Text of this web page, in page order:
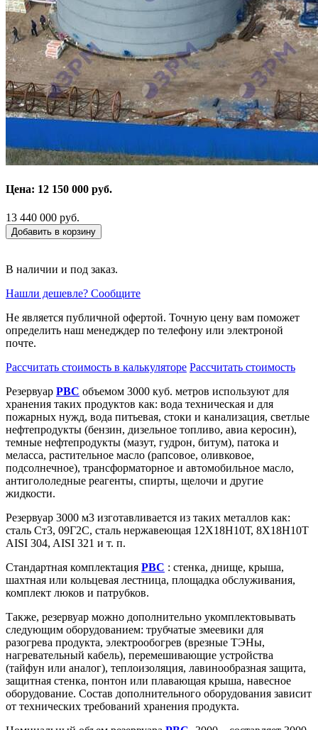
Цена: 12 150 000 руб.
13 440 000 руб.
Добавить в корзину
В наличии и под заказ.
Нашли дешевле? Сообщите
Не является публичной офертой. Точную цену вам поможет
определить наш менедждер по телефону или электроной
почте.
Рассчитать стоимость в калькуляторе Рассчитать стоимость
Резервуар РВС объемом 3000 куб. метров используют для
хранения таких продуктов как: вода техническая и для
пожарных нужд, вода питьевая, стоки и канализация, светлые
нефтепродукты (бензин, дизельное топливо, авиа керосин),
темные нефтепродукты (мазут, гудрон, битум), патока и
меласса, растительное масло (рапсовое, оливковое,
подсолнечное), трансформаторное и автомобильное масло,
антигололедные реагенты, спирты, щелочи и другие
жидкости.
Резервуар 3000 м3 изготавливается из таких металлов как:
сталь Ст3, 09Г2С, сталь нержавеющая 12Х18Н10Т, 8Х18Н10Т
AISI 304, AISI 321 и т. п.
Стандартная комплектация РВС : стенка, днище, крыша,
шахтная или кольцевая лестница, площадка обслуживания,
комплект люков и патрубков.
Также, резервуар можно дополнительно укомплектовывать
следующим оборудованием: трубчатые змеевики для
разогрева продукта, электрообогрев (врезные ТЭНы,
нагревательный кабель), перемешивающие устройства
(тайфун или аналог), теплоизоляция, лавинообразная защита,
защитная стенка, понтон или плавающая крыша, навесное
оборудование. Состав дополнительного оборудования зависит
от технических требований хранения продукта.